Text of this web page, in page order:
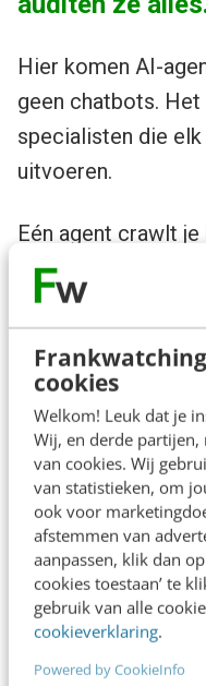
cookies
Welkom! Leuk dat je
Wij, en derde partijen,
van cookies. Wij
van statistieken, om
ook voor
afstemmen van
aanpassen, klik dan op
cookies toestaan’ te
gebruik van alle
cookieverklaring.
Powered by CookieInfo
Hier komen AI-
geen chatbots.
specialisten die
uitvoeren.
Eén agent crawlt
SEO-fouten. Een
toetst die aan je
checkt of je
regelgeving. Weer
teksten geschikt
zoekmachines.
swarm” die je
doorloopt. Niet in
Het grote verschil
hierboven: deze
lezen direct uit je
CMS, en